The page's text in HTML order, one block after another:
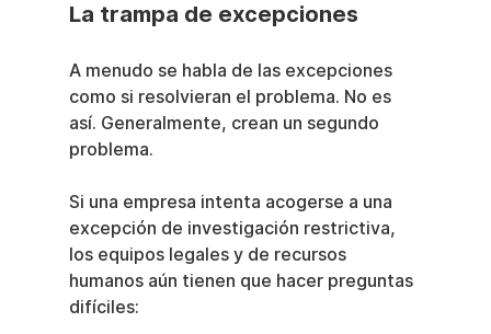
La trampa de excepciones
A menudo se habla de las excepciones
como si resolvieran el problema. No es
así. Generalmente, crean un segundo
problema.
Si una empresa intenta acogerse a una
excepción de investigación restrictiva,
los equipos legales y de recursos
humanos aún tienen que hacer preguntas
difíciles: